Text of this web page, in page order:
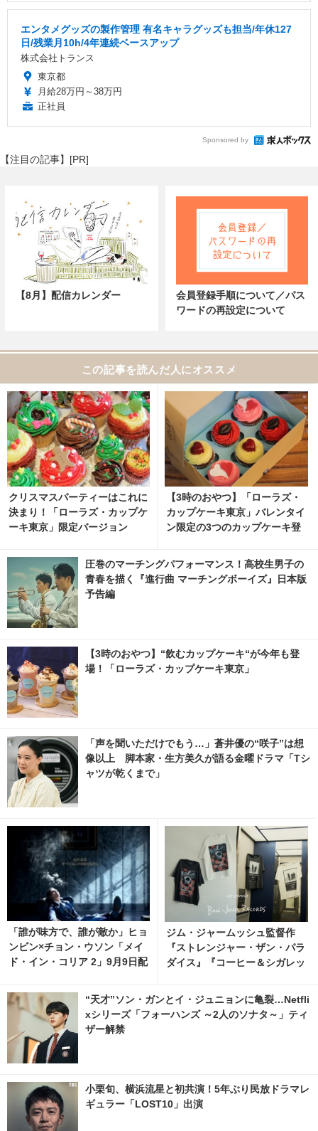
エンタメグッズの製作管理 有名キャラグッズも担当/年休127
日/残業月10h/4年連続ベースアップ
株式会社トランス
東京都
月給28万円～38万円
正社員
Sponsored by
【注目の記事】[PR]
【8月】配信カレンダー
会員登録手順について／パス
ワードの再設定について
この記事を読んだ人にオススメ
クリスマスパーティーはこれに
決まり！「ローラズ・カップケ
ーキ東京」限定バージョン
【3時のおやつ】「ローラズ・
カップケーキ東京」バレンタイ
ン限定の3つのカップケーキ登
圧巻のマーチングパフォーマンス！高校生男子の
青春を描く『進行曲 マーチングボーイズ』日本版
予告編
【3時のおやつ】“飲むカップケーキ“が今年も登
場！「ローラズ・カップケーキ東京」
「声を聞いただけでもう…」蒼井優の“咲子”は想
像以上 脚本家・生方美久が語る金曜ドラマ「Tシ
ャツが乾くまで」
「誰が味方で、誰が敵か」ヒョ
ンビン×チョン・ウソン「メイ
ド・イン・コリア 2」9月9日配
ジム・ジャームッシュ監督作
『ストレンジャー・ザン・パラ
ダイス』『コーヒー＆シガレッ
ャルTシャツ発売 1枚目の写
真・画像 | cinemacafe.net
“天才”ソン・ガンとイ・ジュニョンに亀裂…Netfli
xシリーズ「フォーハンズ ～2人のソナタ～」ティ
ザー解禁
小栗旬、横浜流星と初共演！5年ぶり民放ドラマレ
ギュラー「LOST10」出演